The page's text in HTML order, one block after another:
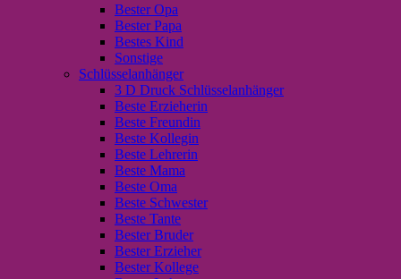
Bester Opa
Bester Papa
Bestes Kind
Sonstige
Schlüsselanhänger
3 D Druck Schlüsselanhänger
Beste Erzieherin
Beste Freundin
Beste Kollegin
Beste Lehrerin
Beste Mama
Beste Oma
Beste Schwester
Beste Tante
Bester Bruder
Bester Erzieher
Bester Kollege